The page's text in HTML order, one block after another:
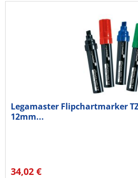
Legamaster Flipchartmarker
12mm...
34,02 €